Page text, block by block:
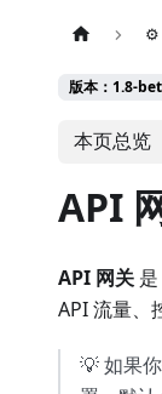
⚙️
版本：1.8-
本页总览
API
API 网关 是
API 流量、
💡 如果